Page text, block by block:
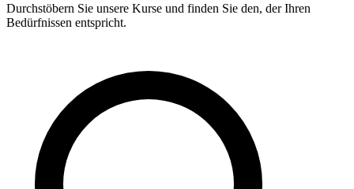
Durchstöbern Sie unsere Kurse und finden Sie den, der Ihren
Bedürfnissen entspricht.